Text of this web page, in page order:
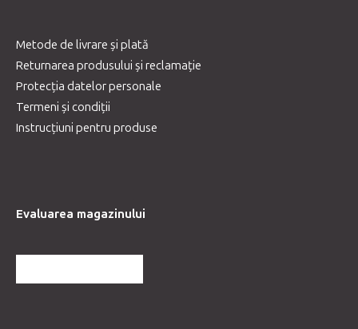
Metode de livrare și plată
Returnarea produsului și reclamație
Protecția datelor personale
Termeni și condiții
Instrucțiuni pentru produse
Evaluarea magazinului